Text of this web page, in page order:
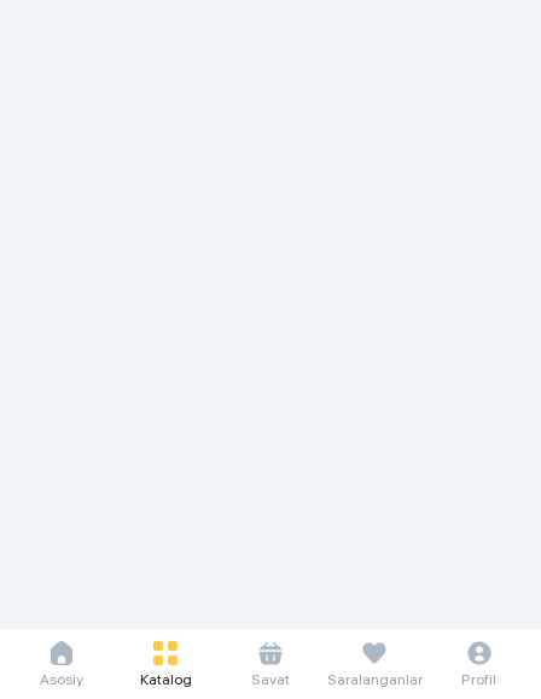
Asosiy Katalog Savat Saralanganlar Profil